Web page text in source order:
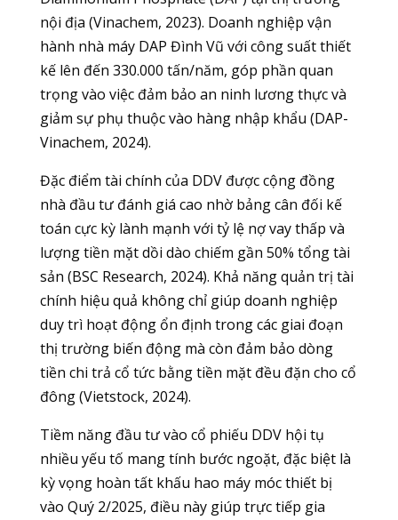
nội địa (Vinachem, 2023). Doanh nghiệp vận
hành nhà máy DAP Đình Vũ với công suất thiết
kế lên đến 330.000 tấn/năm, góp phần quan
trọng vào việc đảm bảo an ninh lương thực và
giảm sự phụ thuộc vào hàng nhập khẩu (DAP-
Vinachem, 2024).
Đặc điểm tài chính của DDV được cộng đồng
nhà đầu tư đánh giá cao nhờ bảng cân đối kế
toán cực kỳ lành mạnh với tỷ lệ nợ vay thấp và
lượng tiền mặt dồi dào chiếm gần 50% tổng tài
sản (BSC Research, 2024). Khả năng quản trị tài
chính hiệu quả không chỉ giúp doanh nghiệp
duy trì hoạt động ổn định trong các giai đoạn
thị trường biến động mà còn đảm bảo dòng
tiền chi trả cổ tức bằng tiền mặt đều đặn cho cổ
đông (Vietstock, 2024).
Tiềm năng đầu tư vào cổ phiếu DDV hội tụ
nhiều yếu tố mang tính bước ngoặt, đặc biệt là
kỳ vọng hoàn tất khấu hao máy móc thiết bị
vào Quý 2/2025, điều này giúp trực tiếp gia